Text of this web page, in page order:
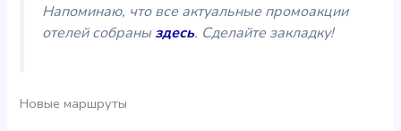
Напоминаю, что все актуальные промоакции
отелей собраныздесь. Сделайте закладку!
Новые маршруты